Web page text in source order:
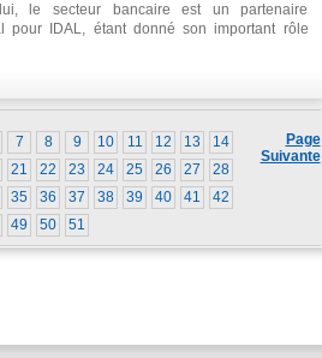
le secteur bancaire est un partenaire
pour IDAL, étant donné son important rôle
Page
Suivante
7 8 9 10 11 12 13
14
21 22 23 24 25 26 27
28
35 36 37 38 39 40 41
42
49 50 51